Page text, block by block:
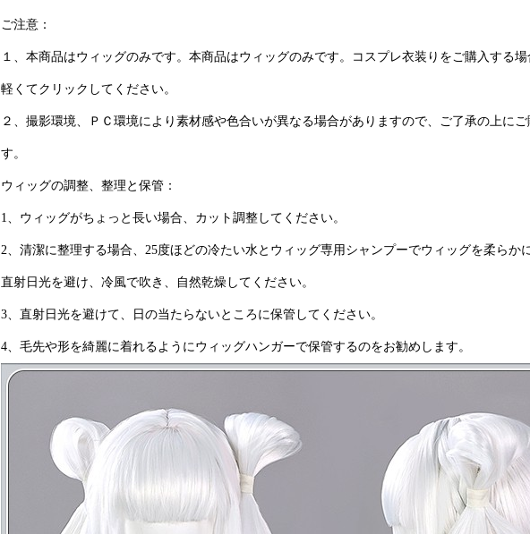
ご注意：
１、本商品はウィッグのみです。本商品はウィッグのみです。コスプレ衣装りをご購入する
軽くてクリックしてください。
２、撮影環境、ＰＣ環境により素材感や色合いが異なる場合がありますので、ご了承の上に
す。
ウィッグの調整、整理と保管：
1、ウィッグがちょっと長い場合、カット調整してください。
2、清潔に整理する場合、25度ほどの冷たい水とウィッグ専用シャンプーでウィッグを柔らか
直射日光を避け、冷風で吹き、自然乾燥してください。
3、直射日光を避けて、日の当たらないところに保管してください。
4、毛先や形を綺麗に着れるようにウィッグハンガーで保管するのをお勧めします。